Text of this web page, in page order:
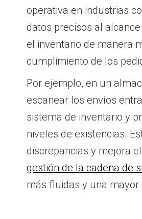
operativa en industrias
datos precisos al
el inventario de manera
cumplimiento de los
Por ejemplo, en un
escanear los envíos
sistema de inventario y
niveles de existencias.
discrepancias y mejora
gestión de la cadena de
más fluidas y una